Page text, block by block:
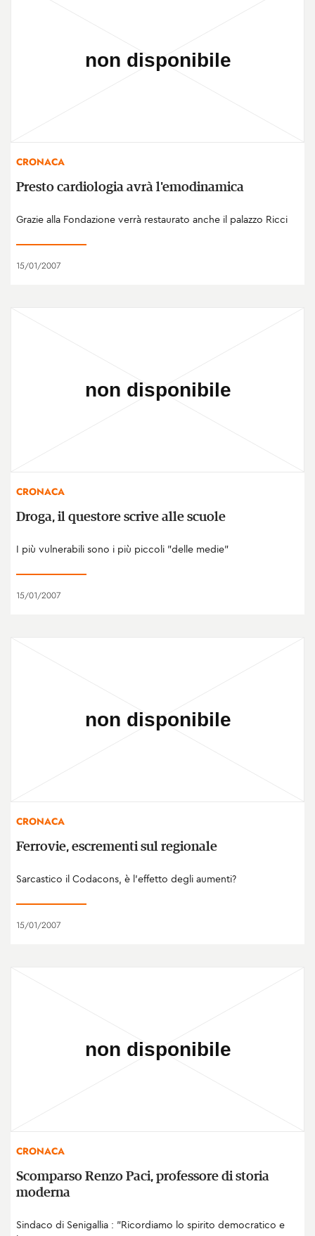
CRONACA
Presto cardiologia avrà l'emodinamica
Grazie alla Fondazione verrà restaurato anche il palazzo Ricci
15/01/2007
CRONACA
Droga, il questore scrive alle scuole
I più vulnerabili sono i più piccoli "delle medie"
15/01/2007
CRONACA
Ferrovie, escrementi sul regionale
Sarcastico il Codacons, è l'effetto degli aumenti?
15/01/2007
CRONACA
Scomparso Renzo Paci, professore di storia
moderna
Sindaco di Senigallia : "Ricordiamo lo spirito democratico e